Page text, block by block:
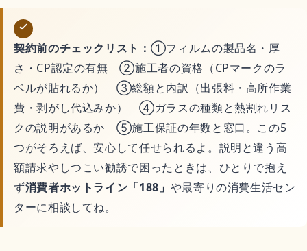
契約前のチェックリスト： ①フィルムの製品名・厚
さ・CP認定の有無 ②施工者の資格（CPマークのラ
ベルが貼れるか） ③総額と内訳（出張料・高所作業
費・剥がし代込みか） ④ガラスの種類と熱割れリス
クの説明があるか ⑤施工保証の年数と窓口。この5
つがそろえば、安心して任せられるよ。説明と違う高
額請求やしつこい勧誘で困ったときは、ひとりで抱え
ず消費者ホットライン「188」 や最寄りの消費生活セン
ターに相談してね。